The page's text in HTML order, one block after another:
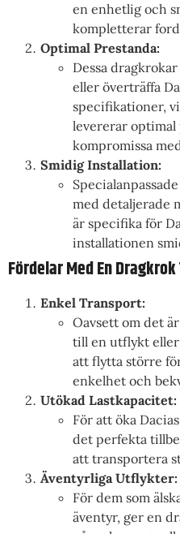
en enhetlig och
kompletterar
Optimal Prestanda:
Dessa
eller överträffa
specifikationer,
levererar
kompromissa
Smidig Installation:
med detaljerade
är specifika för
installationen
Fördelar Med En
Enkel Transport:
Oavsett om det
till en utflykt eller
att flytta större
enkelhet och
Utökad Lastkapacitet:
För att öka
det perfekta
att transportera
Äventyrliga Utflykter:
För dem som
äventyr, ger en